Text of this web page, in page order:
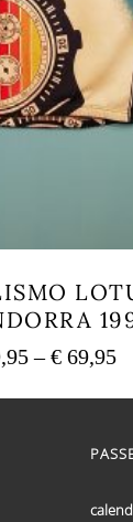
– € 69,95
€
€
multiple